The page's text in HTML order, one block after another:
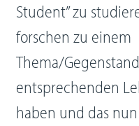
Student” zu
forschen zu einem
Thema/
entsprechenden
haben und das